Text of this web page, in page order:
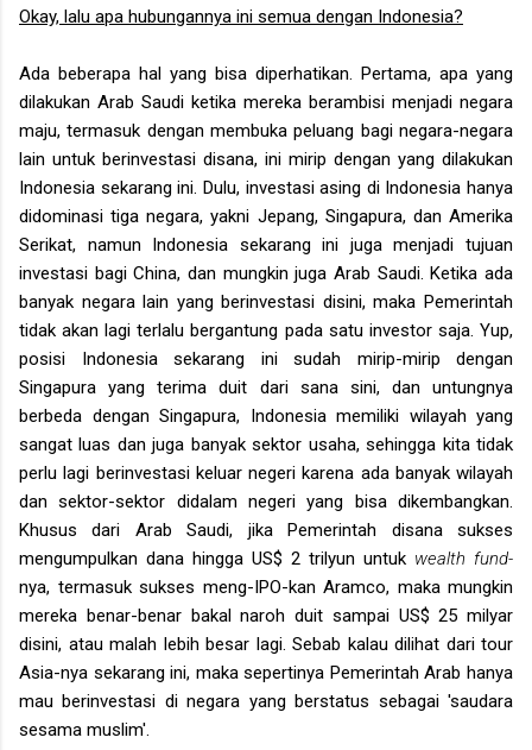
Okay, lalu apa hubungannya ini semua dengan Indonesia?
Ada beberapa hal yang bisa diperhatikan. Pertama, apa yang
dilakukan Arab Saudi ketika mereka berambisi menjadi negara
maju, termasuk dengan membuka peluang bagi negara-negara
lain untuk berinvestasi disana, ini mirip dengan yang dilakukan
Indonesia sekarang ini. Dulu, investasi asing di Indonesia hanya
didominasi tiga negara, yakni Jepang, Singapura, dan Amerika
Serikat, namun Indonesia sekarang ini juga menjadi tujuan
investasi bagi China, dan mungkin juga Arab Saudi. Ketika ada
banyak negara lain yang berinvestasi disini, maka Pemerintah
tidak akan lagi terlalu bergantung pada satu investor saja. Yup,
posisi Indonesia sekarang ini sudah mirip-mirip dengan
Singapura yang terima duit dari sana sini, dan untungnya
berbeda dengan Singapura, Indonesia memiliki wilayah yang
sangat luas dan juga banyak sektor usaha, sehingga kita tidak
perlu lagi berinvestasi keluar negeri karena ada banyak wilayah
dan sektor-sektor didalam negeri yang bisa dikembangkan.
Khusus dari Arab Saudi, jika Pemerintah disana sukses
mengumpulkan dana hingga US$ 2 trilyun untuk wealth fund-
nya, termasuk sukses meng-IPO-kan Aramco, maka mungkin
mereka benar-benar bakal naroh duit sampai US$ 25 milyar
disini, atau malah lebih besar lagi. Sebab kalau dilihat dari tour
Asia-nya sekarang ini, maka sepertinya Pemerintah Arab hanya
mau berinvestasi di negara yang berstatus sebagai 'saudara
sesama muslim'.